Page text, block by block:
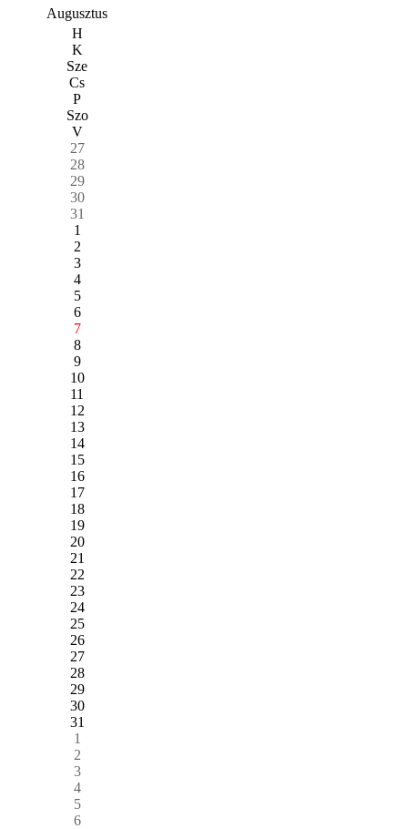
Augusztus
H
K
Sze
Cs
P
Szo
V
27
28
29
30
31
1
2
3
4
5
6
7
8
9
10
11
12
13
14
15
16
17
18
19
20
21
22
23
24
25
26
27
28
29
30
31
1
2
3
4
5
6